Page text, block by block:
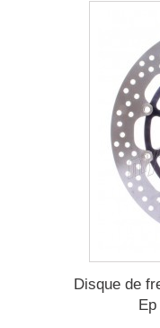
Disque de